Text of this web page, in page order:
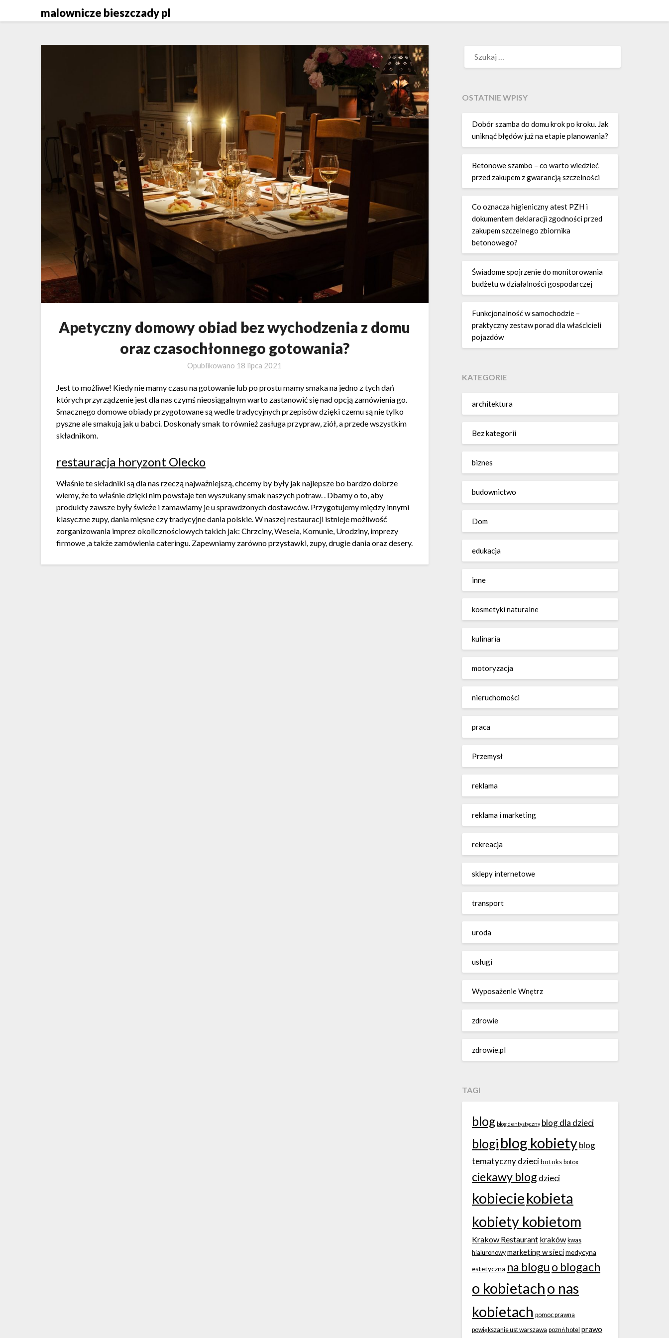
malownicze bieszczady pl
Apetyczny domowy obiad bez wychodzenia z domu
oraz czasochłonnego gotowania?
Opublikowano 18 lipca 2021
Jest to możliwe! Kiedy nie mamy czasu na gotowanie lub po prostu mamy smaka na jedno z tych dań
których przyrządzenie jest dla nas czymś nieosiągalnym warto zastanowić się nad opcją zamówienia go.
Smacznego domowe obiady przygotowane są wedle tradycyjnych przepisów dzięki czemu są nie tylko
pyszne ale smakują jak u babci. Doskonały smak to również zasługa przypraw, ziół, a przede wszystkim
składnikom.
restauracja horyzont Olecko
Właśnie te składniki są dla nas rzeczą najważniejszą, chcemy by były jak najlepsze bo bardzo dobrze
wiemy, że to właśnie dzięki nim powstaje ten wyszukany smak naszych potraw. . Dbamy o to, aby
produkty zawsze były świeże i zamawiamy je u sprawdzonych dostawców. Przygotujemy między innymi
klasyczne zupy, dania mięsne czy tradycyjne dania polskie. W naszej restauracji istnieje możliwość
zorganizowania imprez okolicznościowych takich jak: Chrzciny, Wesela, Komunie, Urodziny, imprezy
firmowe ,a także zamówienia cateringu. Zapewniamy zarówno przystawki, zupy, drugie dania oraz desery.
OSTATNIE WPISY
Dobór szamba do domu krok po kroku. Jak
uniknąć błędów już na etapie planowania?
Betonowe szambo – co warto wiedzieć
przed zakupem z gwarancją szczelności
Co oznacza higieniczny atest PZH i
dokumentem deklaracji zgodności przed
zakupem szczelnego zbiornika
betonowego?
Świadome spojrzenie do monitorowania
budżetu w działalności gospodarczej
Funkcjonalność w samochodzie –
praktyczny zestaw porad dla właścicieli
pojazdów
KATEGORIE
architektura
Bez kategorii
biznes
budownictwo
Dom
edukacja
inne
kosmetyki naturalne
kulinaria
motoryzacja
nieruchomości
praca
Przemysł
reklama
reklama i marketing
rekreacja
sklepy internetowe
transport
uroda
usługi
Wyposażenie Wnętrz
zdrowie
zdrowie.pl
TAGI
blog blog dentystyczny blog dla dzieci
blogi blog kobietyblog
tematyczny dziecibotoks botox
ciekawy blog dzieci
kobieciekobieta
kobiety kobietom
Krakow Restaurant kraków kwas
hialuronowy marketing w siecimedycyna
estetyczna na blogu o blogach
o kobietacho nas
kobietach pomoc prawna
powiększanie ust warszawa poznń hotel prawo